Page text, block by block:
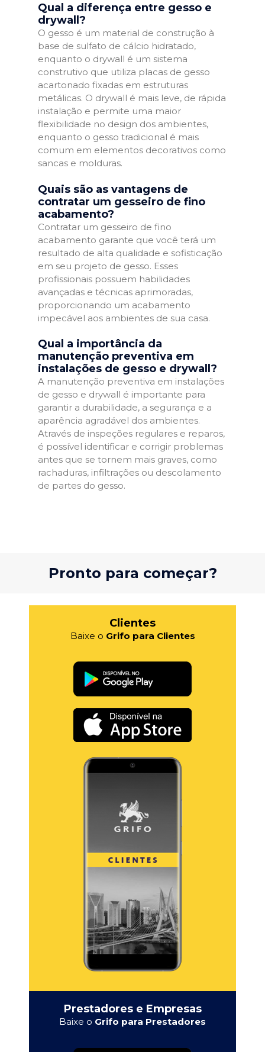
Qual a diferença entre gesso e
drywall?
O gesso é um material de construção à
base de sulfato de cálcio hidratado,
enquanto o drywall é um sistema
construtivo que utiliza placas de gesso
acartonado fixadas em estruturas
metálicas. O drywall é mais leve, de rápida
instalação e permite uma maior
flexibilidade no design dos ambientes,
enquanto o gesso tradicional é mais
comum em elementos decorativos como
sancas e molduras.
Quais são as vantagens de
contratar um gesseiro de fino
acabamento?
Contratar um gesseiro de fino
acabamento garante que você terá um
resultado de alta qualidade e sofisticação
em seu projeto de gesso. Esses
profissionais possuem habilidades
avançadas e técnicas aprimoradas,
proporcionando um acabamento
impecável aos ambientes de sua casa.
Qual a importância da
manutenção preventiva em
instalações de gesso e drywall?
A manutenção preventiva em instalações
de gesso e drywall é importante para
garantir a durabilidade, a segurança e a
aparência agradável dos ambientes.
Através de inspeções regulares e reparos,
é possível identificar e corrigir problemas
antes que se tornem mais graves, como
rachaduras, infiltrações ou descolamento
de partes do gesso.
Pronto para começar?
Clientes
Baixe o Grifo para Clientes
Prestadores e Empresas
Baixe o Grifo para Prestadores